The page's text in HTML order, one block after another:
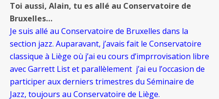
Toi aussi, Alain, tu es allé au Conservatoire de
Bruxelles…
Je suis allé au Conservatoire de Bruxelles dans la
section jazz. Auparavant, j’avais fait le Conservatoire
classique à Liège où j’ai eu cours d’imprrovisation libre
avec Garrett List et parallèlement j’ai eu l’occasion de
participer aux derniers trimestres du Séminaire de
Jazz, toujours au Conservatoire de Liège.